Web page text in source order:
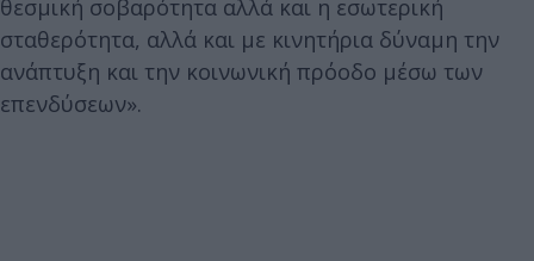
θεσμική σοβαρότητα αλλά και η εσωτερική
σταθερότητα, αλλά και με κινητήρια δύναμη την
ανάπτυξη και την κοινωνική πρόοδο μέσω των
επενδύσεων».